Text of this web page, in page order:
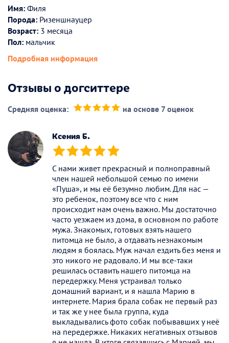
Имя: Филя
Порода: Ризеншнауцер
Возраст: 3 месяца
Пол: мальчик
Подробная информация
Отзывы о догситтере
Средняя оценка: на основе 7 оценок
Ксения Б.
(*) (*) (*) (*) (*)
С нами живет прекрасный и полноправный
член нашей небольшой семью по имени
«Пуша», и мы её безумно любим. Для нас —
это ребенок, поэтому все что с ним
происходит нам очень важно. Мы достаточно
часто уезжаем из дома, в основном по работе
мужа. Знакомых, готовых взять нашего
питомца не было, а отдавать незнакомым
людям я боялась. Муж начал ездить без меня и
это никого не радовало. И мы все-таки
решилась оставить нашего питомца на
передержку. Меня устраивал только
домашний вариант, и я нашла Марию в
интернете. Мария брала собак не первый раз
и так же у нее была группа, куда
выкладывались фото собак побывавших у неё
на передержке. Никаких негативных отзывов